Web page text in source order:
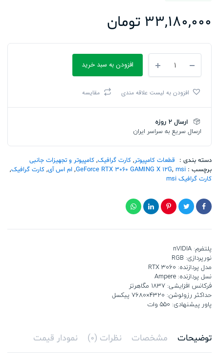
33,180,000 تومان
گرافیک
ام
آی
3060
GAMING
تعداد
افزودن به سبد خرید
افزودن به لیست علاقه مندی مقایسه
ارسال 2 روزه
ارسال سریع به سراسر ایران
دسته بندی : قطعات کامپیوتر, کارت گرافیک, کامپیوتر و تجهیزات جانبی
برچسب :
GeForce RTX 3060 GAMING X 12G, msi
, ام اس آی, کارت گرافیک,
کارت گرافیک msi
پلتفرم: nVIDIA
نورپردازی: RGB
مدل پردازنده: RTX 3060
نسل پردازنده: Ampere
فرکانس افزایشی: 1837 مگاهرتز
حداکثر رزولوشن: 4320×7680 پیکسل
پاور پیشنهادی: 550 وات
توضیحات مشخصات نظرات (0) نمودار قیمت